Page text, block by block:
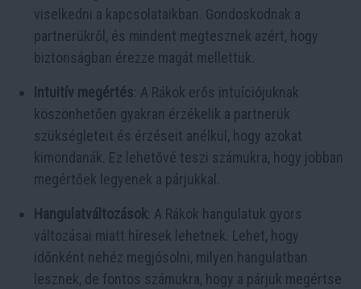
viselkedni a kapcsolataikban. Gondoskodnak a
partnerükről, és mindent megtesznek azért, hogy
biztonságban érezze magát mellettük.
Intuitív megértés : A Rákok erős intuíciójuknak
köszönhetően gyakran érzékelik a partnerük
szükségleteit és érzéseit anélkül, hogy azokat
kimondanák. Ez lehetővé teszi számukra, hogy jobban
megértőek legyenek a párjukkal.
Hangulatváltozások : A Rákok hangulatuk gyors
változásai miatt híresek lehetnek. Lehet, hogy
időnként nehéz megjósolni, milyen hangulatban
lesznek, de fontos számukra, hogy a párjuk megértse